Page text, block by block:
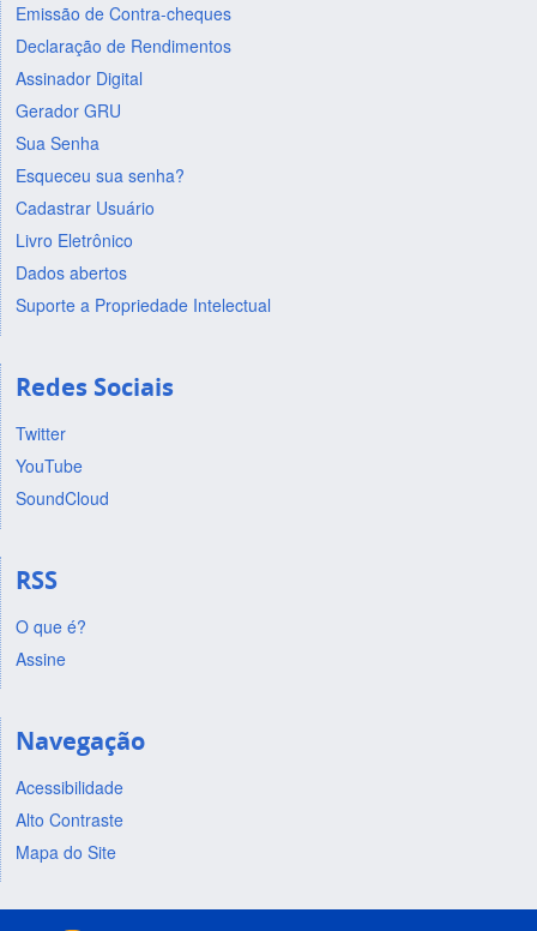
Emissão de Contra-cheques
Declaração de Rendimentos
Assinador Digital
Gerador GRU
Sua Senha
Esqueceu sua senha?
Cadastrar Usuário
Livro Eletrônico
Dados abertos
Suporte a Propriedade Intelectual
Redes Sociais
Twitter
YouTube
SoundCloud
RSS
O que é?
Assine
Navegação
Acessibilidade
Alto Contraste
Mapa do Site